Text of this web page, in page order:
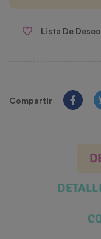
Lista De
Compartir